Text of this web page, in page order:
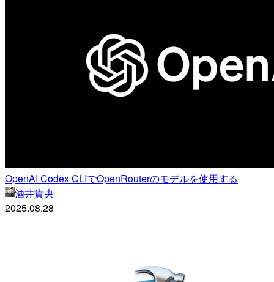
OpenAI Codex CLIでOpenRouterのモデルを使用する
酒井貴央
2025.08.28